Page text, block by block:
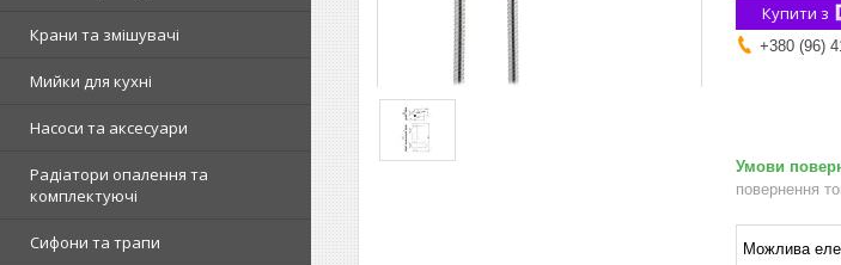
Крани та змішувачі
Мийки для кухні
Насоси та аксесуари
Радіатори опалення та
комплектуючі
Сифони та трапи
Купити з
+380 (96)
повернення